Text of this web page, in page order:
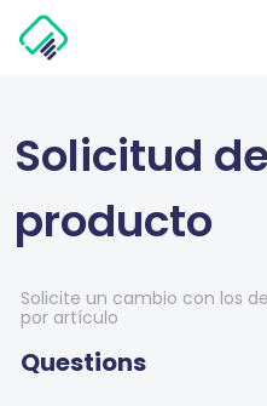
Solicitud
producto
Solicite un cambio con los
por artículo
Questions